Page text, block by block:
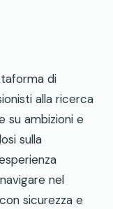
di
alla ricerca
su ambizioni e
sulla
nel
sicurezza e